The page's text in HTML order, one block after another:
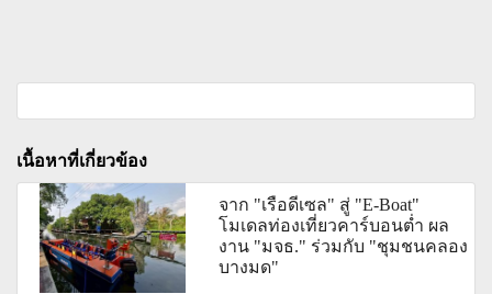
เนื้อหาที่เกี่ยวข้อง
จาก "เรือดีเซล" สู่ "E-Boat"
โมเดลท่องเที่ยวคาร์บอนต่ำ ผล
งาน "มจธ." ร่วมกับ "ชุมชนคลอง
บางมด"